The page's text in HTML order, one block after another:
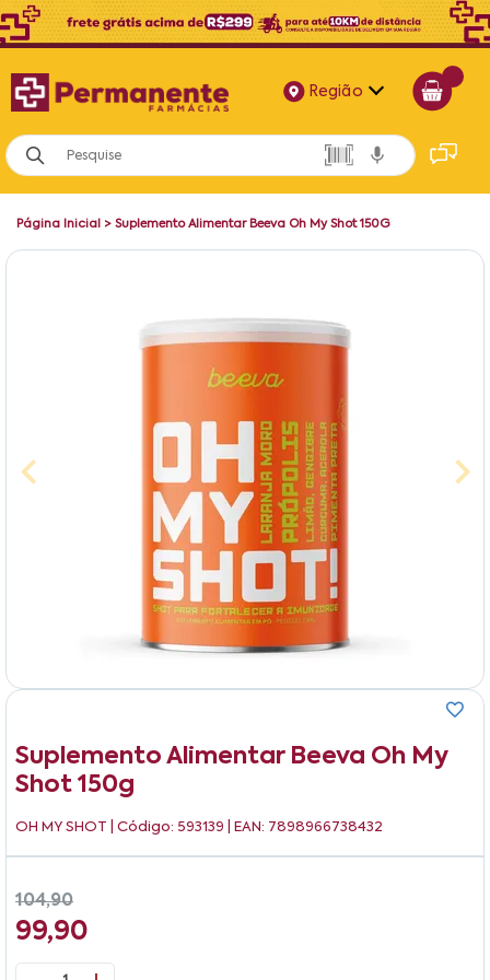
Região
Alagoas
Bahia
Página Inicial > Suplemento Alimentar Beeva Oh My Shot 150G
Suplemento Alimentar Beeva Oh My
Shot 150g
OH MY SHOT | Código: 593139 | EAN: 7898966738432
104,90
99,90